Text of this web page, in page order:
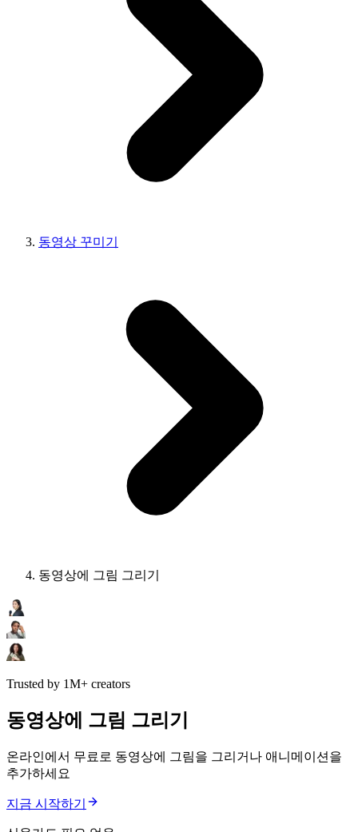
동영상 꾸미기
동영상에 그림 그리기
Trusted by 1M+ creators
동영상에 그림 그리기
온라인에서 무료로 동영상에 그림을 그리거나 애니메이션을
추가하세요
지금 시작하기